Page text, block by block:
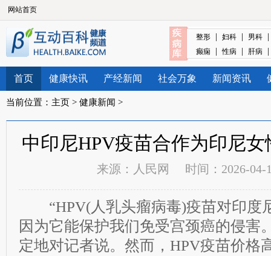
网站首页
整形 | 妇科 | 男科 |
癫痫 | 性病 | 肝病 |
首页 健康快讯 产经新闻 社会万象 新闻资讯
当前位置： 主页 > 健康新闻 >
中印尼HPV疫苗合作为印尼
来源： 人民网 时间：2026-04-
“HPV(人乳头瘤病毒)疫苗对印度
因为它能保护我们免受宫颈癌的侵害
定地对记者说。然而，HPV疫苗价格